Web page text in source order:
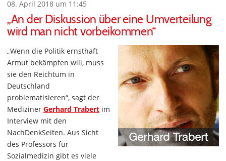
08. April 2018 um 11:45
„An der Diskussion über eine Umverteilung
wird man nicht vorbeikommen“
„Wenn die Politik ernsthaft
Armut bekämpfen will, muss
sie den Reichtum in
Deutschland
problematisieren“, sagt der
Mediziner Gerhard Trabert im
Interview mit den
NachDenkSeiten. Aus Sicht
des Professors für
Sozialmedizin gibt es viele